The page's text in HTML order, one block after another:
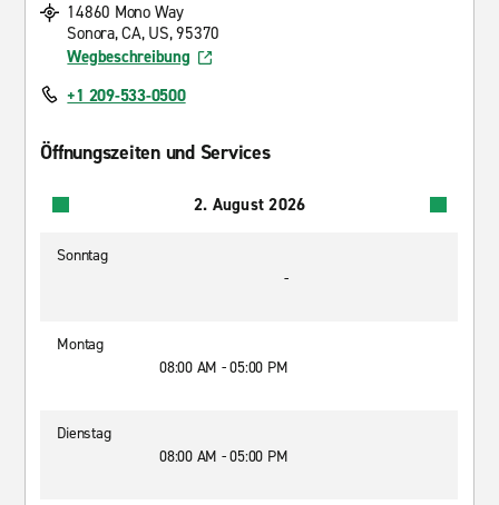
14860 Mono Way
Sonora, CA, US, 95370
Wegbeschreibung
+1 209-533-0500
Öffnungszeiten und Services
2. August 2026
Sonntag
-
Montag
08:00 AM - 05:00 PM
Dienstag
08:00 AM - 05:00 PM